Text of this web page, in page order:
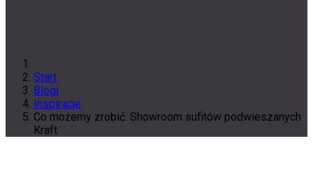
Start
Blogi
Inspiracje
Co możemy zrobić: Showroom sufitów podwieszanych
Kraft